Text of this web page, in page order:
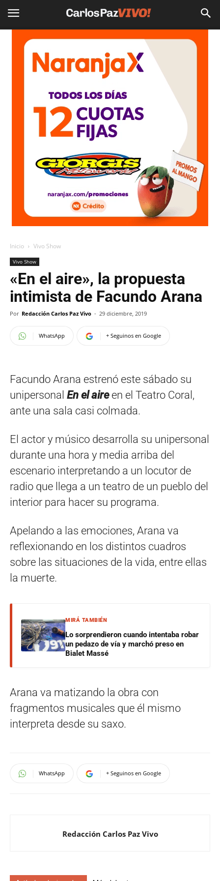
Inicio Vivo Show
Vivo Show
«En el aire», la propuesta
intimista de Facundo Arana
Por Redacción Carlos Paz Vivo - 29 diciembre, 2019
WhatsApp + Seguinos en Google
Facundo Arana estrenó este sábado su
unipersonal En el aireen el Teatro Coral,
ante una sala casi colmada.
El actor y músico desarrolla su unipersonal
durante una hora y media arriba del
escenario interpretando a un locutor de
radio que llega a un teatro de un pueblo del
interior para hacer su programa.
Apelando a las emociones, Arana va
reflexionando en los distintos cuadros
sobre las situaciones de la vida, entre ellas
la muerte.
MIRÁ TAMBIÉN
Lo sorprendieron cuando intentaba robar
un pedazo de vía y marchó preso en
Bialet Massé
Arana va matizando la obra con
fragmentos musicales que él mismo
interpreta desde su saxo.
WhatsApp + Seguinos en Google
Redacción Carlos Paz Vivo